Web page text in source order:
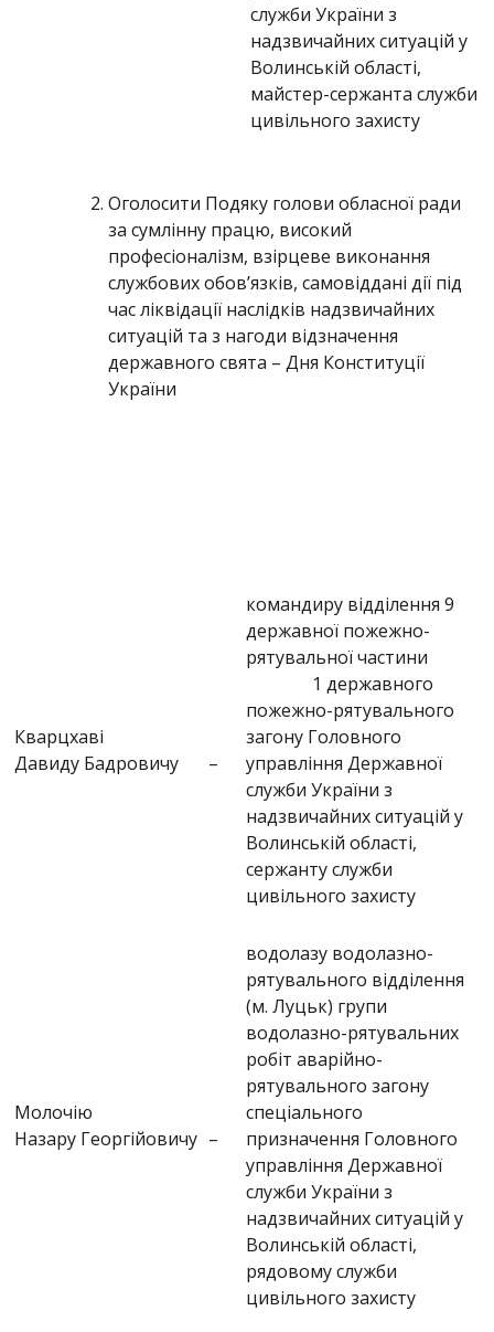
служби України з
надзвичайних ситуацій у
Волинській області,
майстер-сержанта служби
цивільного захисту
Оголосити Подяку голови обласної ради
за сумлінну працю, високий
професіоналізм, взірцеве виконання
службових обов’язків, самовіддані дії під
час ліквідації наслідків надзвичайних
ситуацій та з нагоди відзначення
державного свята – Дня Конституції
України
Кварцхаві
Давиду Бадровичу
–
командиру відділення 9
державної пожежно-
рятувальної частини
1 державного
пожежно-рятувального
загону Головного
управління Державної
служби України з
надзвичайних ситуацій у
Волинській області,
сержанту служби
цивільного захисту
Молочію
Назару Георгійовичу –
водолазу водолазно-
рятувального відділення
(м. Луцьк) групи
водолазно-рятувальних
робіт аварійно-
рятувального загону
спеціального
призначення Головного
управління Державної
служби України з
надзвичайних ситуацій у
Волинській області,
рядовому служби
цивільного захисту